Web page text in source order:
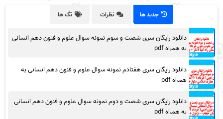
جدید ها نظرات تگ ها
دانلود رایگان سری شصت و سوم نمونه سوال علوم و فنون دهم انسانی
به همراه pdf
دانلود رایگان سری هفتادم نمونه سوال علوم و فنون دهم انسانی به
همراه pdf
دانلود رایگان سری شصت و دوم نمونه سوال علوم و فنون دهم انسانی
به همراه pdf